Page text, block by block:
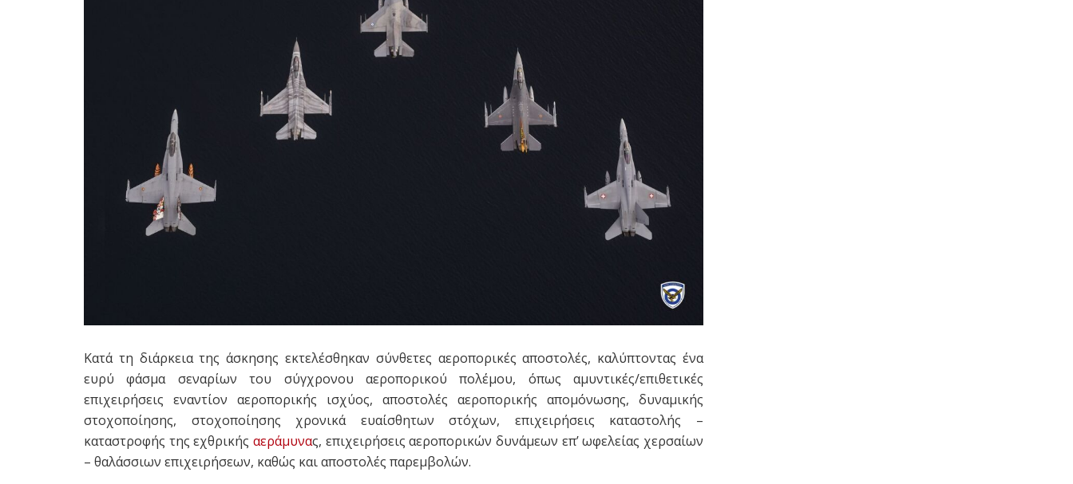
Κατά τη διάρκεια της άσκησης εκτελέσθηκαν σύνθετες αεροπορικές αποστολές, καλύπτοντας ένα
ευρύ φάσμα σεναρίων του σύγχρονου αεροπορικού πολέμου, όπως αμυντικές/επιθετικές
επιχειρήσεις εναντίον αεροπορικής ισχύος, αποστολές αεροπορικής απομόνωσης, δυναμικής
στοχοποίησης, στοχοποίησης χρονικά ευαίσθητων στόχων, επιχειρήσεις καταστολής –
καταστροφής της εχθρικής αεράμυνας, επιχειρήσεις αεροπορικών δυνάμεων επ’ ωφελείας χερσαίων
– θαλάσσιων επιχειρήσεων, καθώς και αποστολές παρεμβολών.